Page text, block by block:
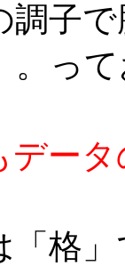
調子
。っ
デー
「格